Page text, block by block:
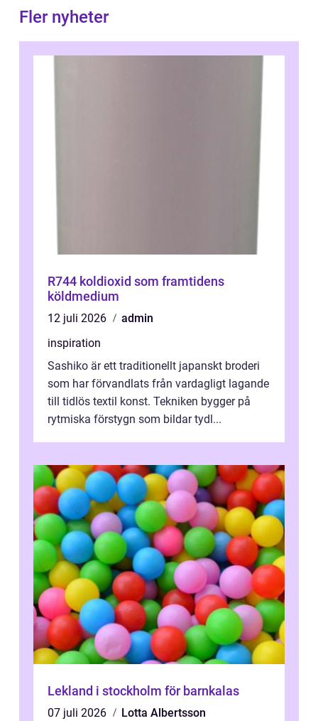
Fler nyheter
R744 koldioxid som framtidens
köldmedium
12 juli 2026
admin
inspiration
Sashiko är ett traditionellt japanskt broderi
som har förvandlats från vardagligt lagande
till tidlös textil konst. Tekniken bygger på
rytmiska förstygn som bildar tydl...
Lekland i stockholm för barnkalas
07 juli 2026
Lotta Albertsson